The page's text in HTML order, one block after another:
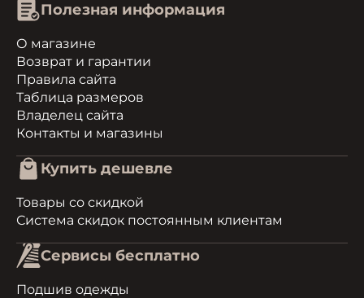
Полезная информация
О магазине
Возврат и гарантии
Правила сайта
Таблица размеров
Владелец сайта
Контакты и магазины
Купить дешевле
Товары со скидкой
Система скидок постоянным клиентам
Сервисы бесплатно
Подшив одежды